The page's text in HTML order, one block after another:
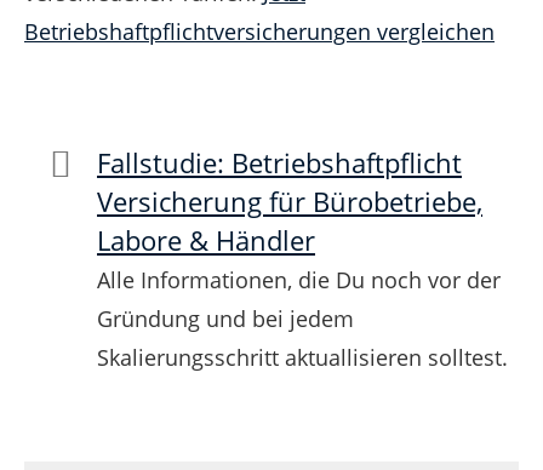
Betriebshaftpflichtversicherungen vergleichen
Fallstudie: Betriebshaftpflicht
Versicherung für Bürobetriebe,
Labore & Händler
Alle Informationen, die Du noch vor der
Gründung und bei jedem
Skalierungsschritt aktuallisieren solltest.